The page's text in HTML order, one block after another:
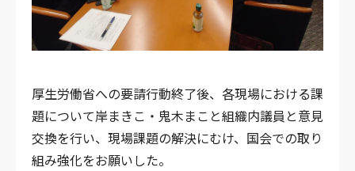
厚生労働省への要請行動終了後、各現場における課
題について岸まきこ・鬼木まこと組織内議員と意見
交換を行い、現場課題の解決にむけ、国会での取り
組み強化をお願いした。